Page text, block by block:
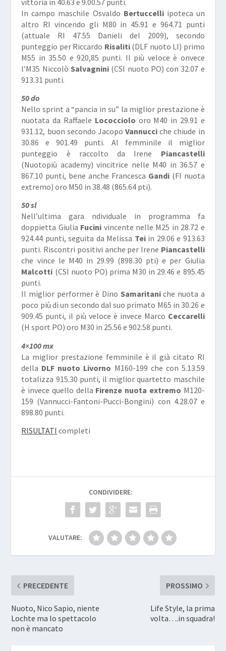
In campo maschile Osvaldo Bertuccelliipoteca un
altro RI vincendo gli M80 in 45.91 e 964.71 punti
(attuale RI 47.55 Danieli del 2009), secondo
punteggio per Riccardo Risaliti(DLF nuoto LI) primo
M55 in 35.50 e 920,85 punti. Il più veloce è onvece
l’M35 Niccolò Salvagnini(CSI nuoto PO) con 32.07 e
913.31 punti.
50 do
Nello sprint a “pancia in su” la miglior prestazione è
nuotata da Raffaele Lococciolo oro M40 in 29.91 e
931.12, buon secondo JacopoVannucci che chiude in
30.86 e 901.49 punti. Al femminile il miglior
punteggio è raccolto da Irene Piancastelli
(Nuotopiù academy) vincitrice nelle M40 in 36.57 e
867.10 punti, bene anche Francesca Gandi(FI nuota
extremo) oro M50 in 38.48 (865.64 pti).
50 sl
Nell’ultima gara ndividuale in programma fa
doppietta Giulia Fucini vincente nelle M25 in 28.72 e
924.44 punti, seguita da Melissa Teiin 29.06 e 913.63
punti. Riscontri positivi anche per Irene Piancastelli
che vince le M40 in 29.99 (898.30 pti) e per Giulia
Malcotti (CSI nuoto PO) prima M30 in 29.46 e 895.45
punti.
Il miglior performer è Dino Samaritaniche nuota a
poco più di un secondo dal suo primato M65 in 30.26 e
909.45 punti, il più veloce è invece Marco Ceccarelli
(H sport PO) oro M30 in 25.56 e 902.58 punti.
4×100 mx
La miglior prestazione femminile è il già citato RI
della DLF nuoto Livorno M160-199 che con 5.13.59
totalizza 915.30 punti, il miglior quartetto maschile
è invece quello della Firenze nuota extremo M120-
159 (Vannucci-Fantoni-Pucci-Bongini) con 4.28.07 e
898.80 punti.
RISULTATI completi
CONDIVIDERE:
VALUTARE:
PRECEDENTE
Nuoto, Nico Sapio, niente
Lochte ma lo spettacolo
non è mancato
PROSSIMO
Life Style, la prima
volta….in squadra!